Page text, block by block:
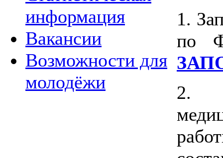
информация
Вакансии
Возможности для
молодёжи
1.
по
2.